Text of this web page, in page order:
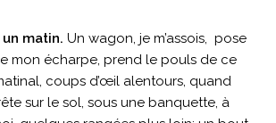
matin. Un wagon, je m’assois, pose
mon écharpe, prend le pouls de ce
coups d’œil alentours, quand
sur le sol, sous une banquette, à